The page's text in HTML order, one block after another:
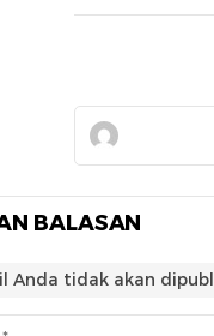
BALASAN
Anda tidak akan